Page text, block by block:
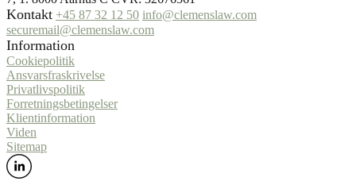
Kontakt +45 87 32 12 50 info@clemenslaw.com
securemail@clemenslaw.com
Information
Cookiepolitik
Ansvarsfraskrivelse
Privatlivspolitik
Forretningsbetingelser
Klientinformation
Viden
Sitemap